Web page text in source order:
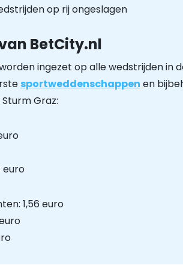
op rij ongeslagen
BetCity.nl
ingezet op alle wedstrijden in
sportweddenschappen en
Graz:
euro
1,56 euro